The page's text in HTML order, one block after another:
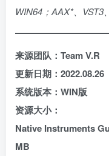
WIN64；AAX*、VST3
来源团队：Team V.R
更新日期：2022.08.26
系统版本：WIN版
资源大小：
Native Instruments
MB